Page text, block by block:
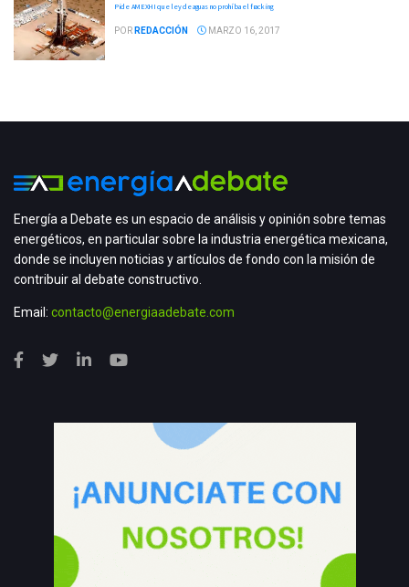
Pide AMEXHI que ley de aguas no prohíba el fracking
POR REDACCIÓN MARZO 16, 2017
Energía a Debate es un espacio de análisis y opinión sobre temas
energéticos, en particular sobre la industria energética mexicana,
donde se incluyen noticias y artículos de fondo con la misión de
contribuir al debate constructivo.
Email: contacto@energiaadebate.com